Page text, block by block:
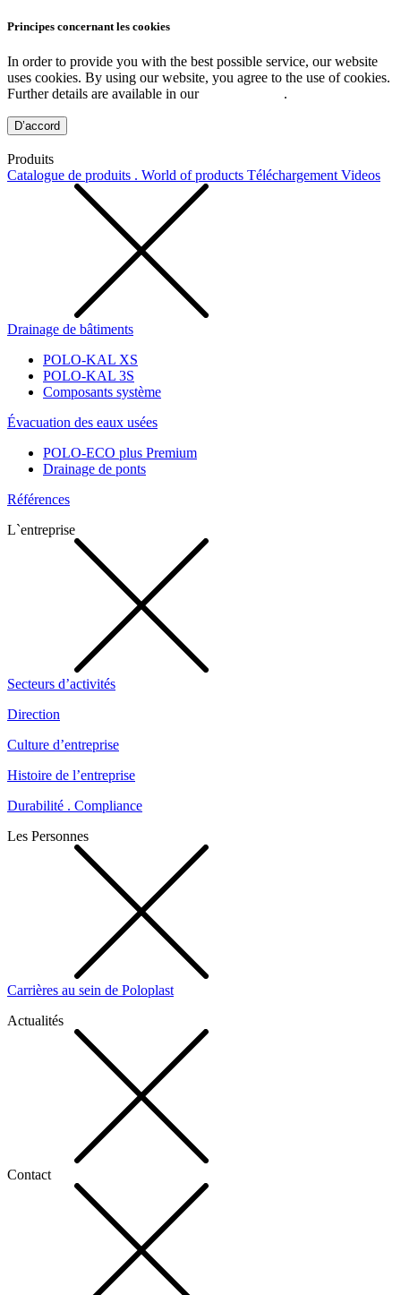
Principes concernant les cookies
In order to provide you with the best possible service, our website
uses cookies. By using our website, you agree to the use of cookies.
Further details are available in our
.
D’accord
Produits
Catalogue de produits . World of products Téléchargement Videos
Drainage de bâtiments
POLO-KAL XS
POLO-KAL 3S
Composants système
Évacuation des eaux usées
POLO-ECO plus Premium
Drainage de ponts
Références
L`entreprise
Secteurs d’activités
Direction
Culture d’entreprise
Histoire de l’entreprise
Durabilité . Compliance
Les Personnes
Carrières au sein de Poloplast
Actualités
Contact